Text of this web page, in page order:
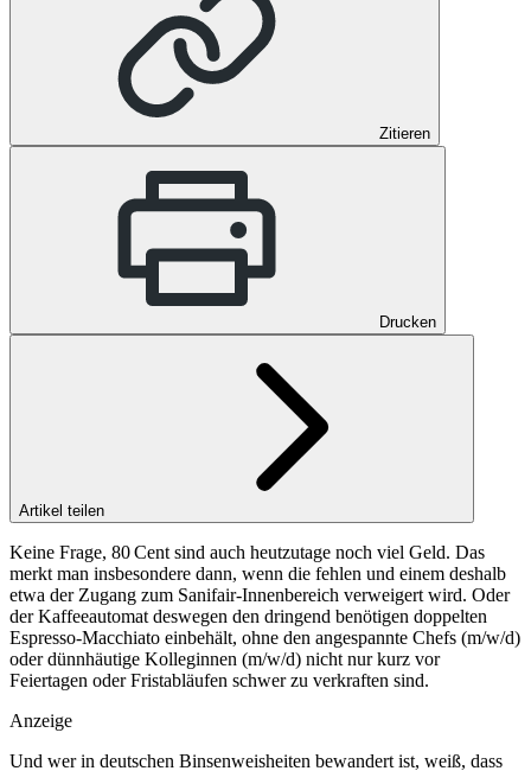
Zitieren
Drucken
Artikel teilen
Keine Frage, 80 Cent sind auch heutzutage noch viel Geld. Das
merkt man insbesondere dann, wenn die fehlen und einem deshalb
etwa der Zugang zum Sanifair-Innenbereich verweigert wird. Oder
der Kaffeeautomat deswegen den dringend benötigen doppelten
Espresso-Macchiato einbehält, ohne den angespannte Chefs (m/w/d)
oder dünnhäutige Kolleginnen (m/w/d) nicht nur kurz vor
Feiertagen oder Fristabläufen schwer zu verkraften sind.
Anzeige
Und wer in deutschen Binsenweisheiten bewandert ist, weiß, dass